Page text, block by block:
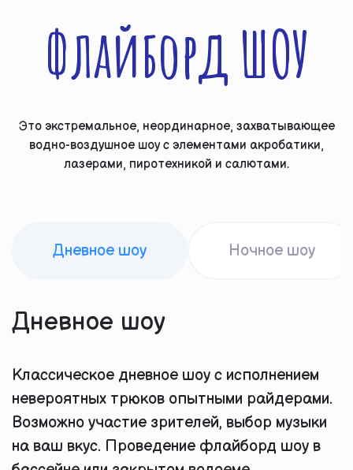
Флайборд ШОУ
Это экстремальное, неординарное, захватывающее
водно-воздушное шоу с элементами акробатики,
лазерами, пиротехникой и салютами.
Дневное шоу Ночное шоу
Дневное шоу
Классическое дневное шоу с исполнением
невероятных трюков опытными райдерами.
Возможно участие зрителей, выбор музыки
на ваш вкус. Проведение флайборд шоу в